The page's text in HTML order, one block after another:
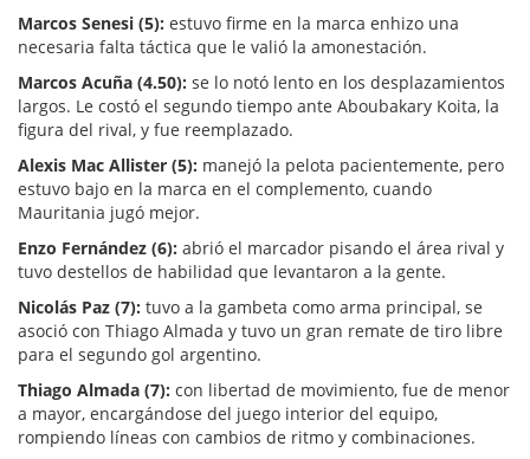
Marcos Senesi (5): estuvo firme en la marca enhizo una
necesaria falta táctica que le valió la amonestación.
Marcos Acuña (4.50): se lo notó lento en los desplazamientos
largos. Le costó el segundo tiempo ante Aboubakary Koita, la
figura del rival, y fue reemplazado.
Alexis Mac Allister (5): manejó la pelota pacientemente, pero
estuvo bajo en la marca en el complemento, cuando
Mauritania jugó mejor.
Enzo Fernández (6): abrió el marcador pisando el área rival y
tuvo destellos de habilidad que levantaron a la gente.
Nicolás Paz (7): tuvo a la gambeta como arma principal, se
asoció con Thiago Almada y tuvo un gran remate de tiro libre
para el segundo gol argentino.
Thiago Almada (7): con libertad de movimiento, fue de menor
a mayor, encargándose del juego interior del equipo,
rompiendo líneas con cambios de ritmo y combinaciones.